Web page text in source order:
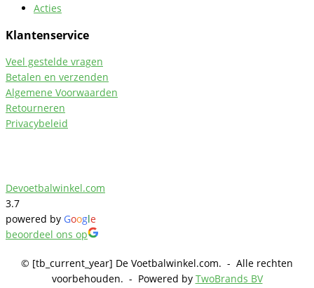
Acties
Klantenservice
Veel gestelde vragen
Betalen en verzenden
Algemene Voorwaarden
Retourneren
Privacybeleid
Devoetbalwinkel.com
3.7
powered by Google
beoordeel ons op
© [tb_current_year] De Voetbalwinkel.com. - Alle rechten
voorbehouden. - Powered by TwoBrands BV